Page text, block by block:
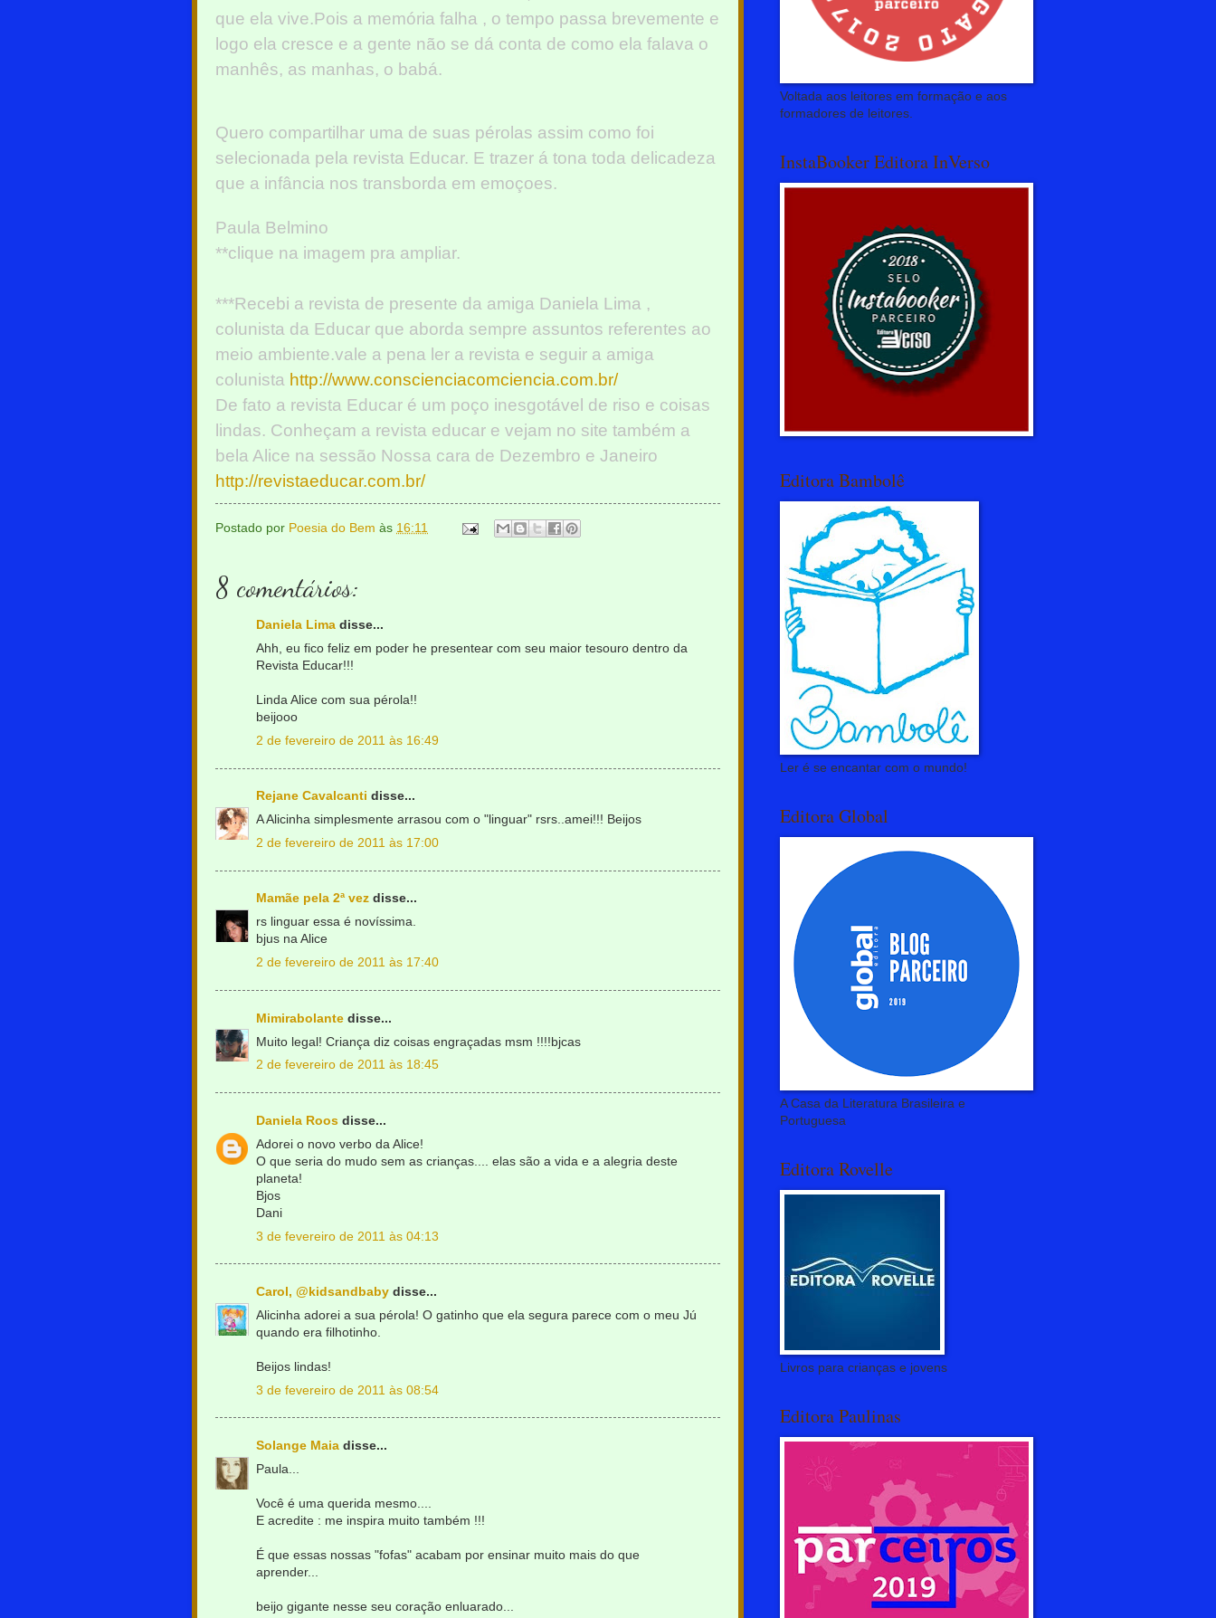
que ela vive.Pois a memória falha , o tempo passa brevemente e
logo ela cresce e a gente não se dá conta de como ela falava o
manhês, as manhas, o babá.
Quero compartilhar uma de suas pérolas assim como foi
selecionada pela revista Educar. E trazer á tona toda delicadeza
que a infância nos transborda em emoçoes.
Paula Belmino
**clique na imagem pra ampliar.
***Recebi a revista de presente da amiga Daniela Lima ,
colunista da Educar que aborda sempre assuntos referentes ao
meio ambiente.vale a pena ler a revista e seguir a amiga
colunista http://www.conscienciacomciencia.com.br/
De fato a revista Educar é um poço inesgotável de riso e coisas
lindas. Conheçam a revista educar e vejam no site também a
bela Alice na sessão Nossa cara de Dezembro e Janeiro
http://revistaeducar.com.br/
Postado por Poesia do Bem às 16:11
8 comentários:
Daniela Lima disse...
Ahh, eu fico feliz em poder he presentear com seu maior tesouro dentro da
Revista Educar!!!
Linda Alice com sua pérola!!
beijooo
2 de fevereiro de 2011 às 16:49
Rejane Cavalcanti disse...
A Alicinha simplesmente arrasou com o "linguar" rsrs..amei!!! Beijos
2 de fevereiro de 2011 às 17:00
Mamãe pela 2ª vez disse...
rs linguar essa é novíssima.
bjus na Alice
2 de fevereiro de 2011 às 17:40
Mimirabolante disse...
Muito legal! Criança diz coisas engraçadas msm !!!!bjcas
2 de fevereiro de 2011 às 18:45
Daniela Roos disse...
Adorei o novo verbo da Alice!
O que seria do mudo sem as crianças.... elas são a vida e a alegria deste
planeta!
Bjos
Dani
3 de fevereiro de 2011 às 04:13
Carol, @kidsandbaby disse...
Alicinha adorei a sua pérola! O gatinho que ela segura parece com o meu Jú
quando era filhotinho.
Beijos lindas!
3 de fevereiro de 2011 às 08:54
Solange Maia disse...
Paula...
Você é uma querida mesmo....
E acredite : me inspira muito também !!!
É que essas nossas "fofas" acabam por ensinar muito mais do que
aprender...
beijo gigante nesse seu coração enluarado...
Voltada aos leitores em formação e aos
formadores de leitores.
InstaBooker Editora InVerso
Editora Bambolê
Ler é se encantar com o mundo!
Editora Global
A Casa da Literatura Brasileira e
Portuguesa
Editora Rovelle
Livros para crianças e jovens
Editora Paulinas